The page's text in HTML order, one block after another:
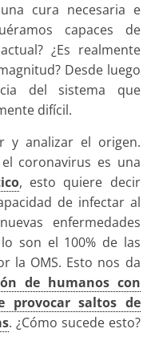
cura necesaria e
capaces de
¿Es realmente
Desde luego
del sistema que
difícil.
y analizar el origen.
coronavirus es una
, esto quiere decir
de infectar al
enfermedades
son el 100% de las
la OMS. Esto nos da
de humanos con
provocar saltos de
. ¿Cómo sucede esto?